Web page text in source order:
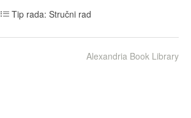
Tip rada: Stručni rad
Alexandria Book Library